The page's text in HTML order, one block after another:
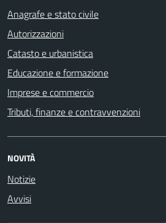
Anagrafe e stato civile
Autorizzazioni
Catasto e urbanistica
Educazione e formazione
Imprese e commercio
Tributi, finanze e contravvenzioni
NOVITÀ
Notizie
Avvisi